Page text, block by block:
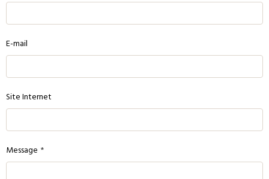
E-mail
Site Internet
Message